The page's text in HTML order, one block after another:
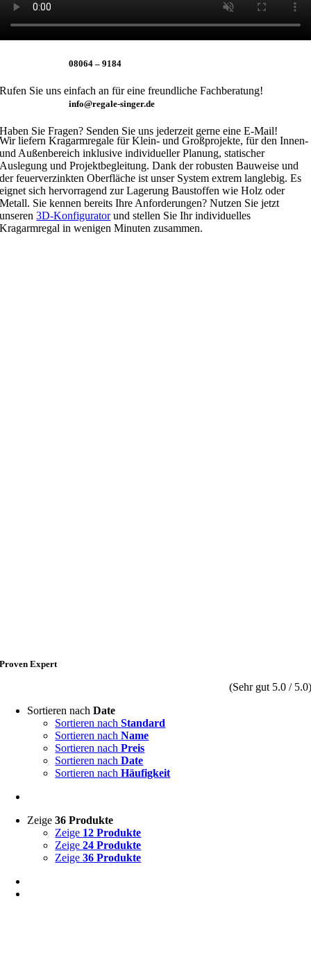
08064 – 9184
Rufen Sie uns einfach an für eine freundliche Fachberatung!
info@regale-singer.de
Haben Sie Fragen? Senden Sie uns jederzeit gerne eine E-Mail!
Wir liefern Kragarmregale für Klein- und Großprojekte, für den Innen-
und Außenbereich inklusive individueller Planung, statischer
Auslegung und Projektbegleitung. Dank der robusten Bauweise und
der feuerverzinkten Oberfläche ist unser System extrem langlebig. Es
eignet sich hervorragend zur Lagerung Baustoffen wie Holz oder
Metall. Sie kennen bereits Ihre Anforderungen? Nutzen Sie jetzt
unseren3D-Konfiguratorund stellen Sie Ihr individuelles
Kragarmregal in wenigen Minuten zusammen.
Proven Expert
(Sehr gut 5.0 / 5.0)
Sortieren nachDate
Sortieren nachStandard
Sortieren nachName
Sortieren nachPreis
Sortieren nachDate
Sortieren nachHäufigkeit
Zeige36 Produkte
Zeige 12 Produkte
Zeige24 Produkte
Zeige36 Produkte